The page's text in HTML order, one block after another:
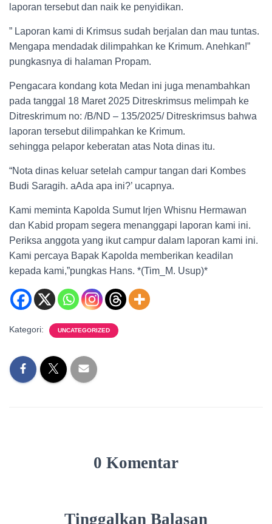
laporan tersebut dan naik ke penyidikan.
” Laporan kami di Krimsus sudah berjalan dan mau tuntas.
Mengapa mendadak dilimpahkan ke Krimum. Anehkan!”
pungkasnya di halaman Propam.
Pengacara kondang kota Medan ini juga menambahkan
pada tanggal 18 Maret 2025 Ditreskrimsus melimpah ke
Ditreskrimum no: /B/ND – 135/2025/ Ditreskrimsus bahwa
laporan tersebut dilimpahkan ke Krimum.
sehingga pelapor keberatan atas Nota dinas itu.
“Nota dinas keluar setelah campur tangan dari Kombes
Budi Saragih. aAda apa ini?’ ucapnya.
Kami meminta Kapolda Sumut Irjen Whisnu Hermawan
dan Kabid propam segera menanggapi laporan kami ini.
Periksa anggota yang ikut campur dalam laporan kami ini.
Kami percaya Bapak Kapolda memberikan keadilan
kepada kami,”pungkas Hans. *(Tim_M. Usup)*
Kategori: UNCATEGORIZED
0 Komentar
Tinggalkan Balasan